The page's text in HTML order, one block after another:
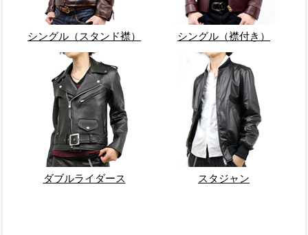
シングル（スタンド襟） シングル（襟付き）
ダブルライダース スタジャン